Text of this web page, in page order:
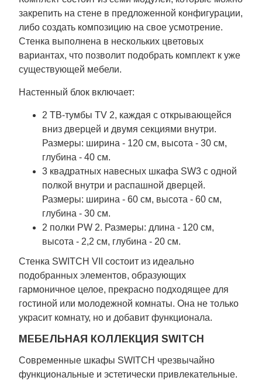
закрепить на стене в предложенной конфигурации,
либо создать композицию на свое усмотрение.
Стенка выполнена в нескольких цветовых
вариантах, что позволит подобрать комплект к уже
существующей мебели.
Настенный блок включает:
2 ТВ-тумбы TV 2, каждая с открывающейся
вниз дверцей и двумя секциями внутри.
Размеры: ширина - 120 см, высота - 30 см,
глубина - 40 см.
3 квадратных навесных шкафа SW3 с одной
полкой внутри и распашной дверцей.
Размеры: ширина - 60 см, высота - 60 см,
глубина - 30 см.
2 полки PW 2. Размеры: длина - 120 см,
высота - 2,2 см, глубина - 20 см.
Стенка SWITCH VII состоит из идеально
подобранных элементов, образующих
гармоничное целое, прекрасно подходящее для
гостиной или молодежной комнаты. Она не только
украсит комнату, но и добавит функционала.
МЕБЕЛЬНАЯ КОЛЛЕКЦИЯ SWITCH
Современные шкафы SWITCH чрезвычайно
функциональные и эстетически привлекательные.